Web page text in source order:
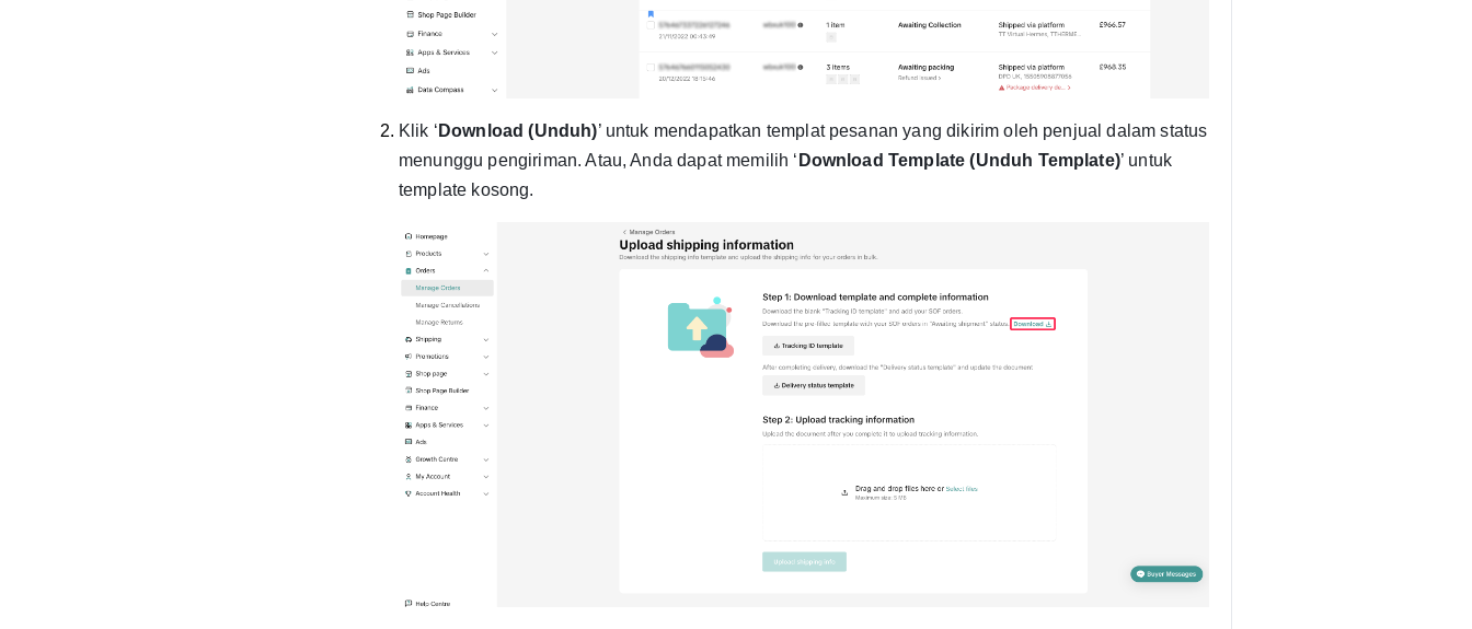
Klik ‘ Download (Unduh)’ untuk mendapatkan templat pesanan yang dikirim oleh penjual dalam status
menunggu pengiriman. Atau, Anda dapat memilih ‘ Download Template (Unduh Template)’ untuk
template kosong.